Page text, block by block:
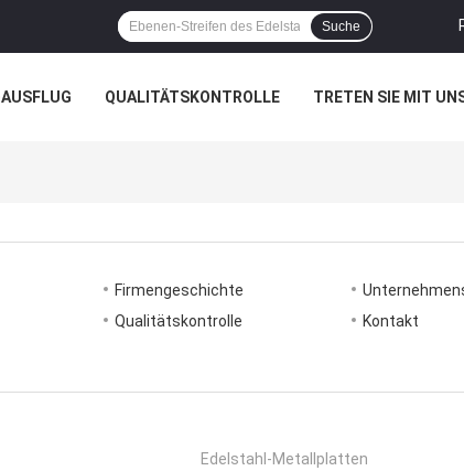
Suche
QUALITÄTSKONTROLLE TRETEN SIE MIT
Firmengeschichte
Qualitätskontrolle Kontakt
Edelstahl-Metallplatten